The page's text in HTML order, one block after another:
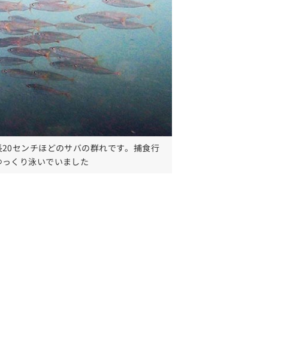
センチほどのサバの群れです。捕食行
くり泳いでいました